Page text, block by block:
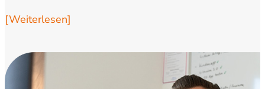
[Weiterlesen]